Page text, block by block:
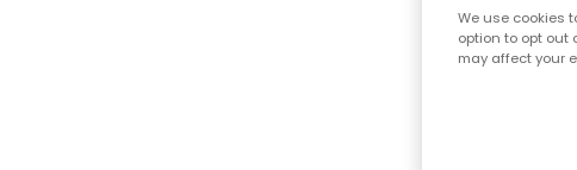
We use cookies
option to opt out
may affect your